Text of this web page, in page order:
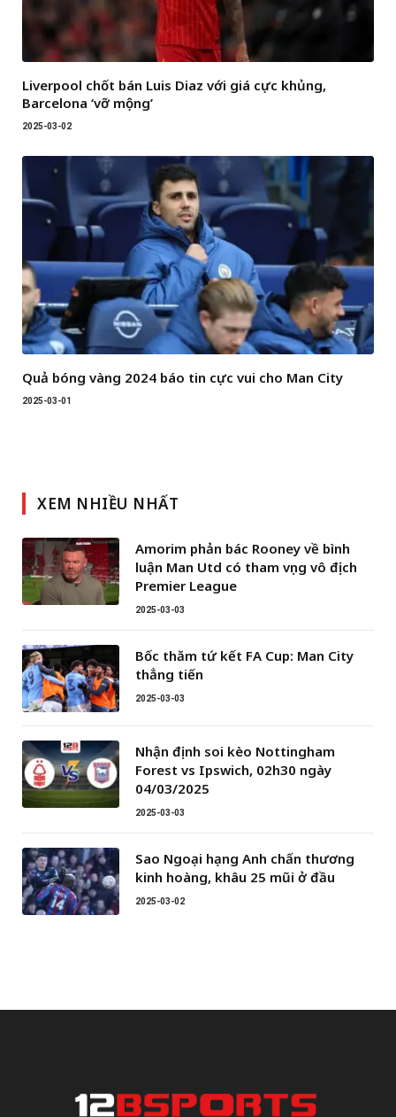
Liverpool chốt bán Luis Diaz với giá cực khủng,
Barcelona ‘vỡ mộng’
2025-03-02
Quả bóng vàng 2024 báo tin cực vui cho Man City
2025-03-01
XEM NHIỀU NHẤT
Amorim phản bác Rooney về bình
luận Man Utd có tham vọng vô địch
Premier League
2025-03-03
Bốc thăm tứ kết FA Cup: Man City
thẳng tiến
2025-03-03
Nhận định soi kèo Nottingham
Forest vs Ipswich, 02h30 ngày
04/03/2025
2025-03-03
Sao Ngoại hạng Anh chấn thương
kinh hoàng, khâu 25 mũi ở đầu
2025-03-02